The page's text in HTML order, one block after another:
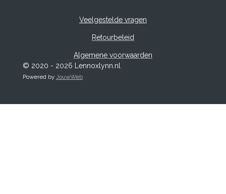
Veelgestelde vragen
Retourbeleid
Algemene voorwaarden
© 2020 - 2026 Lennoxlynn.nl
Powered by JouwWeb